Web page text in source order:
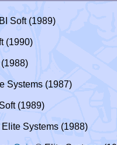
Soft (1989)
(1990)
Systems (1987)
(1989)
Systems (1988)